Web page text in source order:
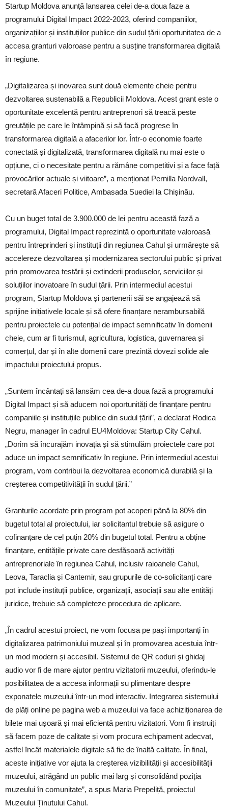
Startup Moldova anunță lansarea celei de-a doua faze a
programului Digital Impact 2022-2023, oferind companiilor,
organizațiilor și instituțiilor publice din sudul țării oportunitatea de a
accesa granturi valoroase pentru a susține transformarea digitală
în regiune.
„Digitalizarea și inovarea sunt două elemente cheie pentru
dezvoltarea sustenabilă a Republicii Moldova. Acest grant este o
oportunitate excelentă pentru antreprenori să treacă peste
greutățile pe care le întâmpină și să facă progrese în
transformarea digitală a afacerilor lor. Într-o economie foarte
conectată și digitalizată, transformarea digitală nu mai este o
opțiune, ci o necesitate pentru a rămâne competitivi și a face față
provocărilor actuale și viitoare”, a menționat Pernilla Nordvall,
secretară Afaceri Politice, Ambasada Suediei la Chișinău.
Cu un buget total de 3.900.000 de lei pentru această fază a
programului, Digital Impact reprezintă o oportunitate valoroasă
pentru întreprinderi și instituții din regiunea Cahul și urmărește să
accelereze dezvoltarea și modernizarea sectorului public și privat
prin promovarea testării și extinderii produselor, serviciilor și
soluțiilor inovatoare în sudul țării. Prin intermediul acestui
program, Startup Moldova și partenerii săi se angajează să
sprijine inițiativele locale și să ofere finanțare nerambursabilă
pentru proiectele cu potențial de impact semnificativ în domenii
cheie, cum ar fi turismul, agricultura, logistica, guvernarea și
comerțul, dar și în alte domenii care prezintă dovezi solide ale
impactului proiectului propus.
„Suntem încântați să lansăm cea de-a doua fază a programului
Digital Impact și să aducem noi oportunități de finanțare pentru
companiile și instituțiile publice din sudul țării”, a declarat Rodica
Negru, manager în cadrul EU4Moldova: Startup City Cahul.
„Dorim să încurajăm inovația și să stimulăm proiectele care pot
aduce un impact semnificativ în regiune. Prin intermediul acestui
program, vom contribui la dezvoltarea economică durabilă și la
creșterea competitivității în sudul țării.”
Granturile acordate prin program pot acoperi până la 80% din
bugetul total al proiectului, iar solicitantul trebuie să asigure o
cofinanțare de cel puțin 20% din bugetul total. Pentru a obține
finanțare, entitățile private care desfășoară activități
antreprenoriale în regiunea Cahul, inclusiv raioanele Cahul,
Leova, Taraclia și Cantemir, sau grupurile de co-solicitanți care
pot include instituții publice, organizații, asociații sau alte entități
juridice, trebuie să completeze procedura de aplicare.
„În cadrul acestui proiect, ne vom focusa pe pași importanți în
digitalizarea patrimoniului muzeal și în promovarea acestuia într-
un mod modern și accesibil. Sistemul de QR coduri și ghidaj
audio vor fi de mare ajutor pentru vizitatorii muzeului, oferindu-le
posibilitatea de a accesa informații su plimentare despre
exponatele muzeului într-un mod interactiv. Integrarea sistemului
de plăți online pe pagina web a muzeului va face achiziționarea de
bilete mai ușoară și mai eficientă pentru vizitatori. Vom fi instruiți
să facem poze de calitate și vom procura echipament adecvat,
astfel încât materialele digitale să fie de înaltă calitate. În final,
aceste inițiative vor ajuta la creșterea vizibilității și accesibilității
muzeului, atrăgând un public mai larg și consolidând poziția
muzeului în comunitate”, a spus Maria Prepeliță, proiectul
Muzeului Ținutului Cahul.